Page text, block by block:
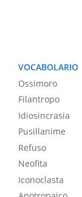
VOCABOLARIO
Ossimoro
Filantropo
Idiosincrasia
Pusillanime
Refuso
Neofita
Iconoclasta